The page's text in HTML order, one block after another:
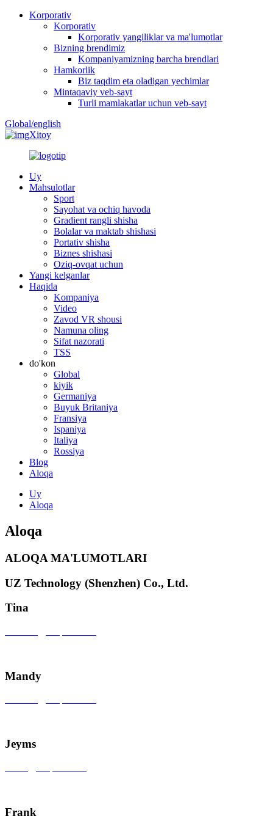
Korporativ
Korporativ
Korporativ yangiliklar va ma'lumotlar
Bizning brendimiz
Kompaniyamizning barcha brendlari
Hamkorlik
Biz taqdim eta oladigan yechimlar
Mintaqaviy veb-sayt
Turli mamlakatlar uchun veb-sayt
Global/english
Xitoy
Uy
Mahsulotlar
Sport
Sayohat va ochiq havoda
Gradient rangli shisha
Bolalar va maktab shishasi
Portativ shisha
Biznes shishasi
Oziq-ovqat uchun
Yangi kelganlar
Haqida
Kompaniya
Video
Zavod VR shousi
Namuna oling
Sifat nazorati
TSS
do'kon
Global
kiyik
Germaniya
Buyuk Britaniya
Fransiya
Ispaniya
Italiya
Rossiya
Blog
Aloqa
Uy
Aloqa
Aloqa
ALOQA MA'LUMOTLARI
UZ Technology (Shenzhen) Co., Ltd.
Tina
Mandy
Jeyms
Frank